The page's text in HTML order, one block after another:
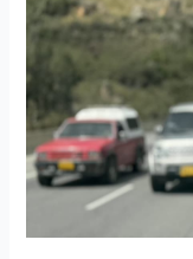
el
desplazamiento
de
1,8
millones
de
vehículos
puente